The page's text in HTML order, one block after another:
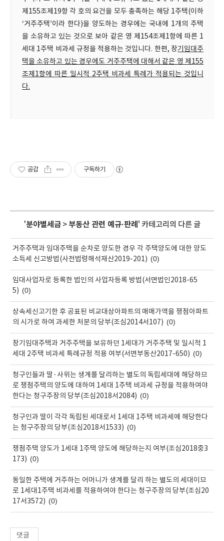
제155조제19항 각 호의 요건을 모두 충족하는 해당 1주택(이하
‘거주주택’이라 한다)을 양도하는 경우에는 국내에 1개의 주택
을 소유하고 있는 것으로 보아 같은 영 제154조제1항에 따른 1
세대 1주택 비과세 규정을 적용하는 것입니다. 한편, 장기임대주
택을 소유하고 있는 경우에도 거주주택에 대해서 같은 영 제155
조제1항에 따른 일시적 2주택 비과세 특례가 적용되는 것입니
다.
공감 구독하기
'분야별세금> 부동산 관련 예규·판례 ' 카테고리의 다른 글
거주주택과 임대주택을 순차로 양도한 경우 각 주택양도에 대한 양도
소득세 신고방법(사전법령해석재산2019-201) (0)
임대사업자로 등록한 법인의 사업자등록 방법(서면법인2018-65
5) (0)
상속세신고기한 후 공표된 비교대상아파트의 매매가액을 쟁점아파트
의 시가로 하여 과세한 처분의 당부(조심2014서107) (0)
장기임대주택과 거주주택을 보유하던 1세대가 거주주택 및 일시적 1
세대 2주택 비과세 특례규정 적용 여부(서면부동산2017-650) (0)
청구인들과 딸·사위는 생계를 달리하는 별도의 독립세대에 해당하므
로 쟁점주택의 양도에 대하여 1세대 1주택 비과세 규정을 적용하여야
한다는 청구주장의 당부(조심2018서2084) (0)
청구인과 딸이 각각 독립된 세대로서 1세대 1주택 비과세에 해당한다
는 청구주장의 당부(조심2018서1533) (0)
쟁점주택 양도가 1세대 1주택 양도에 해당하는지 여부(조심2018중3
173) (0)
동일한 주택에 거주하는 어머니가 생계를 달리 하는 별도의 세대이므
로 1세대1주택 비과세를 적용하여야 한다는 청구주장의 당부(조심20
17서3572) (0)
댓글